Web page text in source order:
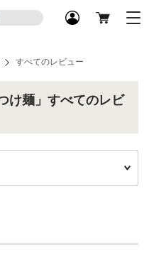
すべてのレビュー
け麺」すべてのレビ